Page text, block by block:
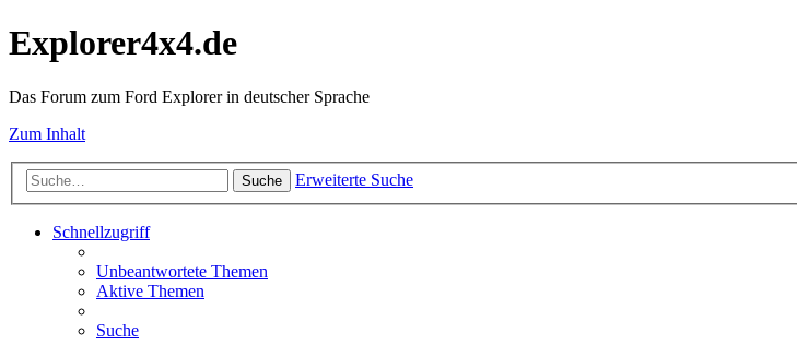
Explorer4x4.de
Das Forum zum Ford Explorer in deutscher Sprache
Zum Inhalt
Suche Erweiterte Suche
Schnellzugriff
Unbeantwortete Themen
Aktive Themen
Suche